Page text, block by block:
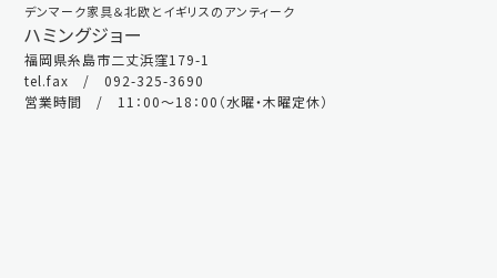
デンマーク家具＆北欧とイギリスのアンティーク
ハミングジョー
福岡県糸島市二丈浜窪179-1
tel.fax / 092-325-3690
営業時間 / 11：00～18：00（水曜・木曜定休）